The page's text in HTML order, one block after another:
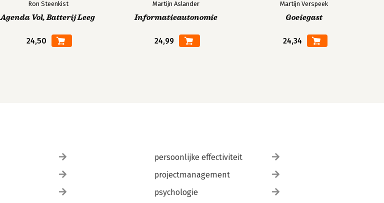
Ron Steenkist
Agenda Vol, Batterij Leeg
24,50
Martijn Aslander
Informatieautonomie
24,99
Martijn Verspeek
Goeiegast
24,34
persoonlijke effectiviteit
projectmanagement
psychologie